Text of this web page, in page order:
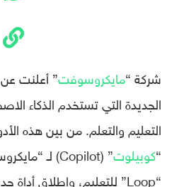
شركة “مايكروسوفت” أعلنت
الجديدة التي تستخدم الذكاء
التعليم والتعلم. من بين هذه
“كوبيلوت